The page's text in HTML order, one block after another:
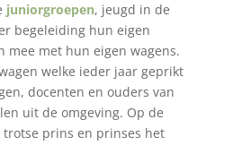
juniorgroepen, jeugd in de
begeleiding hun eigen
mee met hun eigen wagens.
welke ieder jaar geprikt
docenten en ouders van
uit de omgeving. Op de
trotse prins en prinses het